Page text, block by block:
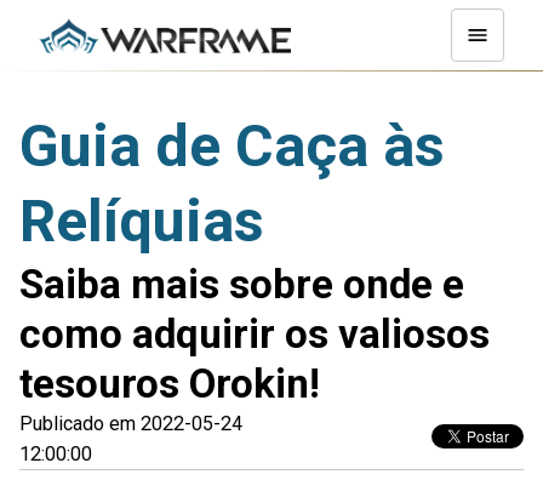
Guia de Caça às
Relíquias
Saiba mais sobre onde e
como adquirir os valiosos
tesouros Orokin!
Publicado em 2022-05-24
12:00:00